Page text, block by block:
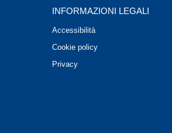
INFORMAZIONI LEGALI
Accessibilità
Cookie policy
Privacy